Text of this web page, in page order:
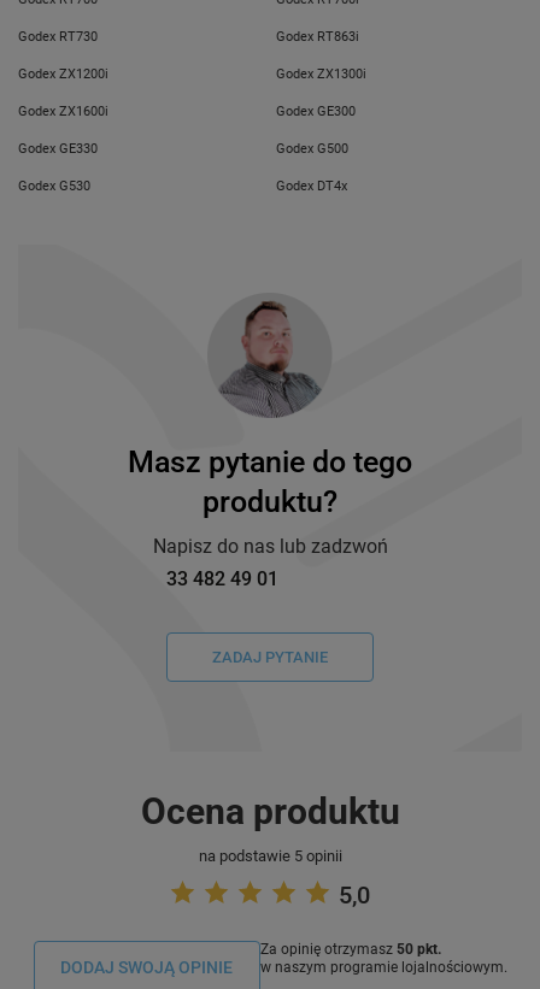
Godex RT730 Godex RT863i
Godex ZX1200i Godex ZX1300i
Godex ZX1600i Godex GE300
Godex GE330 Godex G500
Godex G530 Godex DT4x
Masz pytanie do tego
produktu?
Napisz do nas lub zadzwoń
33 482 49 01
ZADAJ PYTANIE
Ocena produktu
na podstawie 5 opinii
5,0
DODAJ SWOJĄ OPINIE
Za opinię otrzymasz 50 pkt.
w naszym programie lojalnościowym.